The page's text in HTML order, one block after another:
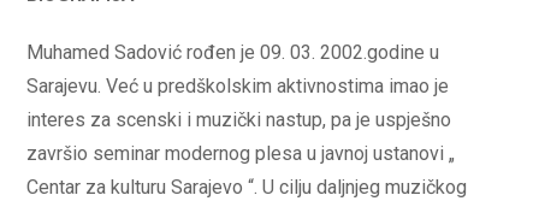
Muhamed Sadović rođen je 09. 03. 2002.godine u
Sarajevu. Već u predškolskim aktivnostima imao je
interes za scenski i muzički nastup, pa je uspješno
završio seminar modernog plesa u javnoj ustanovi „
Centar za kulturu Sarajevo “. U cilju daljnjeg muzičkog